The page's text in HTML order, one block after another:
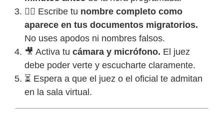
🧑‍⚖️ Escribe tu nombre completo como
aparece en tus documentos migratorios.
No uses apodos ni nombres falsos.
🎥 Activa tu cámara y micrófono. El juez
debe poder verte y escucharte claramente.
⏳ Espera a que el juez o el oficial te admitan
en la sala virtual.